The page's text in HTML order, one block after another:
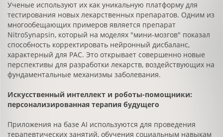
Ученые используют их как уникальную платформу для
тестирования новых лекарственных препаратов. Одним из
многообещающих примеров является препарат
NitroSynapsin, который на моделях "мини-мозгов" показал
способность корректировать нейронный дисбаланс,
характерный для РАС. Это открывает совершенно новые
перспективы для разработки лекарств, воздействующих на
фундаментальные механизмы заболевания.
Искусственный интеллект и роботы-помощники:
персонализированная терапия будущего
Приложения на базе AI используются для проведения
терапевтических занятий, обучения социальным навыкам